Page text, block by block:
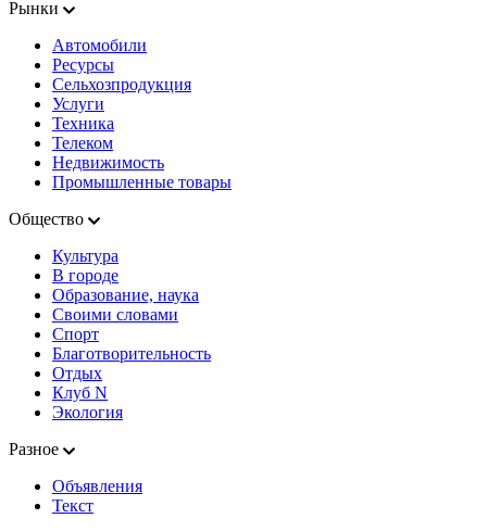
Рынки
Автомобили
Ресурсы
Сельхозпродукция
Услуги
Техника
Телеком
Недвижимость
Промышленные товары
Общество
Культура
В городе
Образование, наука
Своими словами
Спорт
Благотворительность
Отдых
Клуб N
Экология
Разное
Объявления
Текст